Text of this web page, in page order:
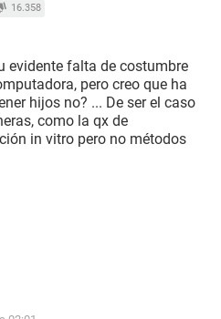
16.358
evidente falta de costumbre
pero creo que ha
hijos no? ... De ser el caso
como la qx de
in vitro pero no métodos